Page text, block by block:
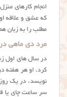
انجام کارهای
که عشق و علاقه
مطلب را به زبان
مرد دی ماهی
در سال های اول
کرد، او هر هفته
نویسد، در یک
سر ساعت چای یا